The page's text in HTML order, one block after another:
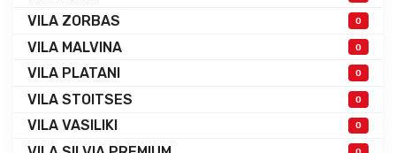
VILA ZORBAS 0
VILA MALVINA 0
VILA PLATANI 0
VILA STOITSES 0
VILA VASILIKI 0